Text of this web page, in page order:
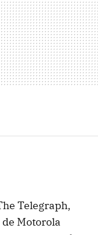
Telegraph,
Motorola